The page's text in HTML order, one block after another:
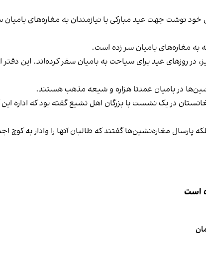
نوشت جهت عید مبارکی با نیازمندان به مغاره‌های بامیان
به مغاره‌های بامیان سر زده است.
در روزهای عید برای سیاحت به بامیان سفر کرده‌اند. این دفتر
در بامیان عمدتا هزاره و شیعه مذهب هستند.
در یک نشست با بزرگان اهل تشیع گفته بود که اداره
پارسال مغاره‌نشین‌ها گفتند که طالبان آنها را وادار به کوچ
است